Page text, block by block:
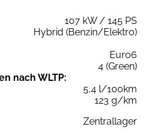
107 kW / 145 PS
Hybrid (Benzin/Elektro)
Euro6
4 (Green)
nach WLTP:
5,4 l/100km
123 g/km
Zentrallager